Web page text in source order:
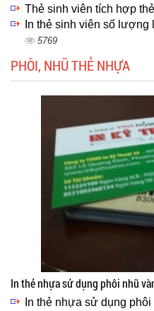
Thẻ sinh viên tích hợp
In thẻ sinh viên số
5769
PHÔI, NHŨ THẺ NHỰA
In thẻ nhựa sử dụng phôi nhũ
In thẻ nhựa sử dụng phôi